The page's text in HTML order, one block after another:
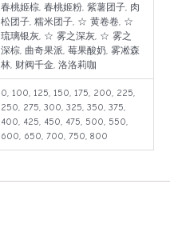
春桃姬棕, 春桃姬粉, 紫薯团子, 肉
松团子, 糯米团子, ☆ 黄卷卷, ☆
琉璃银灰, ☆ 雾之深灰, ☆ 雾之
深棕, 曲奇果派, 莓果酸奶, 雾凇森
林, 财阀千金, 洛洛莉咖
0, 100, 125, 150, 175, 200, 225,
250, 275, 300, 325, 350, 375,
400, 425, 450, 475, 500, 550,
600, 650, 700, 750, 800